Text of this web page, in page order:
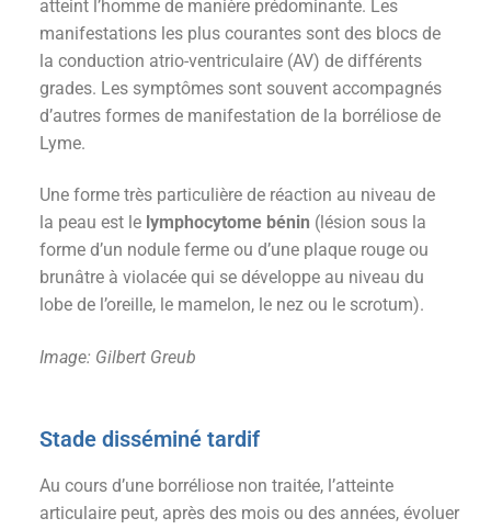
atteint l’homme de manière prédominante. Les
manifestations les plus courantes sont des blocs de
la conduction atrio-ventriculaire (AV) de différents
grades. Les symptômes sont souvent accompagnés
d’autres formes de manifestation de la borréliose de
Lyme.
Une forme très particulière de réaction au niveau de
la peau est le lymphocytome bénin (lésion sous la
forme d’un nodule ferme ou d’une plaque rouge ou
brunâtre à violacée qui se développe au niveau du
lobe de l’oreille, le mamelon, le nez ou le scrotum).
Image: Gilbert Greub
Stade disséminé tardif
Au cours d’une borréliose non traitée, l’atteinte
articulaire peut, après des mois ou des années, évoluer